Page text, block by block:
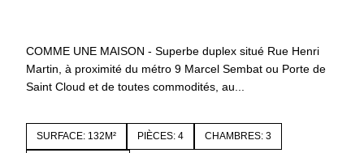
COMME UNE MAISON - Superbe duplex situé Rue Henri
Martin, à proximité du métro 9 Marcel Sembat ou Porte de
Saint Cloud et de toutes commodités, au...
SURFACE: 132M² PIÈCES: 4 CHAMBRES: 3